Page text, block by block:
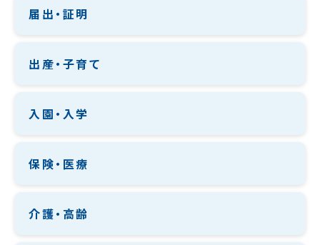
届出・証明
出産・子育て
入園・入学
保険・医療
介護・高齢